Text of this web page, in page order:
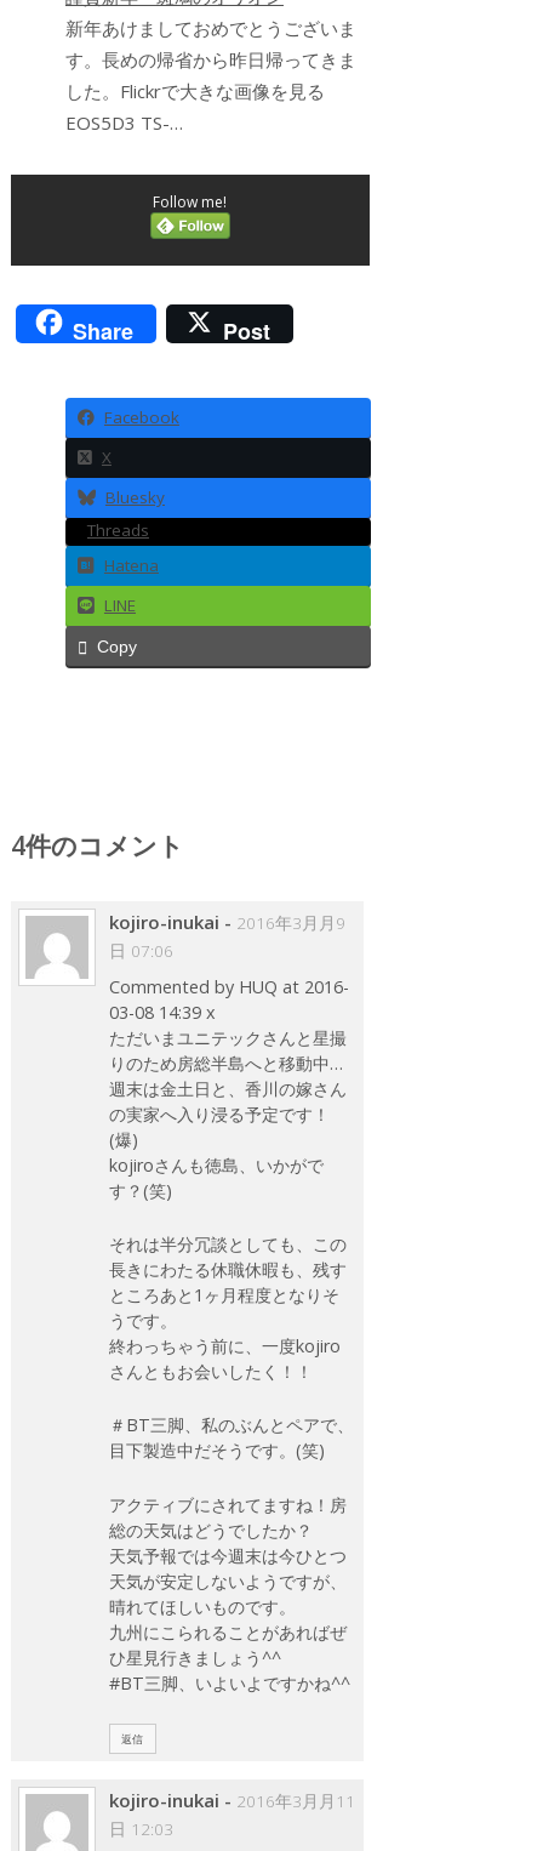
新年あけましておめでとうございま
す。長めの帰省から昨日帰ってきま
した。Flickrで大きな画像を見る
EOS5D3 TS-…
Follow me!
Share Post
Facebook
X
Bluesky
Threads
Hatena
LINE
Copy
4件のコメント
kojiro-inukai - 2016年3月月9
日 07:06
Commented by HUQ at 2016-
03-08 14:39 x
ただいまユニテックさんと星撮
りのため房総半島へと移動中…
週末は金土日と、香川の嫁さん
の実家へ入り浸る予定です！
(爆)
kojiroさんも徳島、いかがで
す？(笑)
それは半分冗談としても、この
長きにわたる休職休暇も、残す
ところあと1ヶ月程度となりそ
うです。
終わっちゃう前に、一度kojiro
さんともお会いしたく！！
＃BT三脚、私のぶんとペアで、
目下製造中だそうです。(笑)
アクティブにされてますね！房
総の天気はどうでしたか？
天気予報では今週末は今ひとつ
天気が安定しないようですが、
晴れてほしいものです。
九州にこられることがあればぜ
ひ星見行きましょう^^
#BT三脚、いよいよですかね^^
返信
kojiro-inukai - 2016年3月月11
日 12:03